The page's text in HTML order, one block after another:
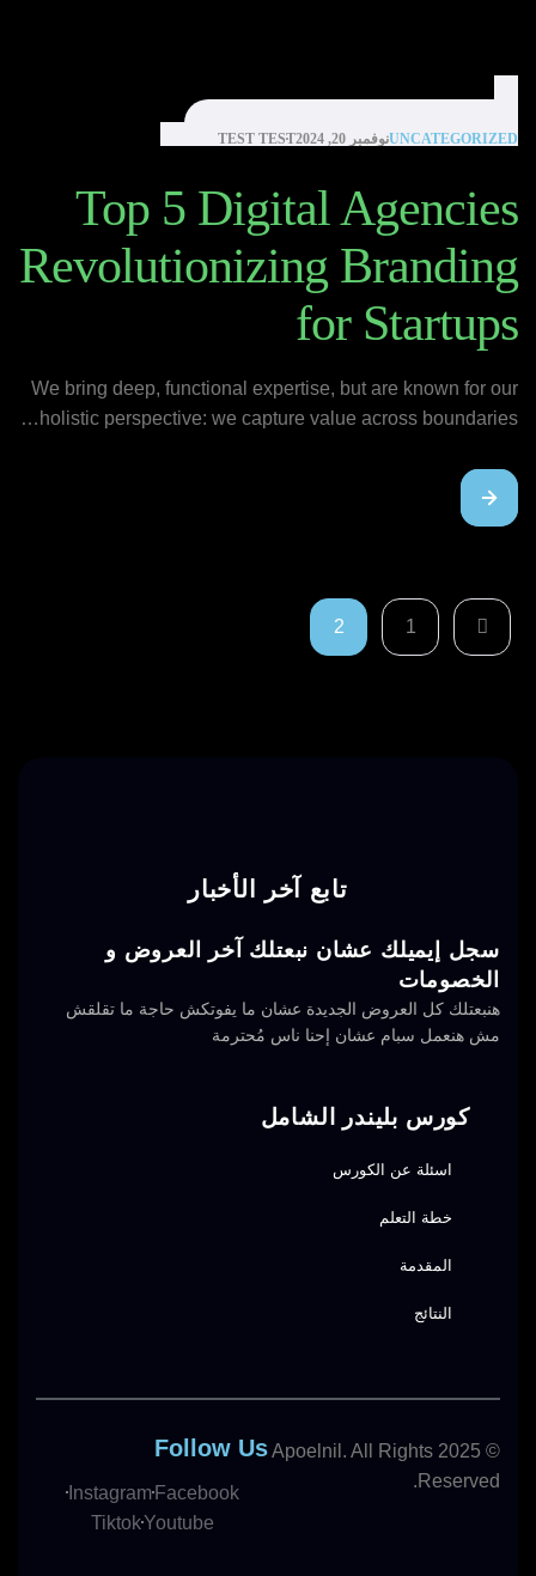
UNCATEGORIZEDنوفمبر 20, 2024 TEST TEST
Top 5 Digital Agencies
Revolutionizing Branding
for Startups
We bring deep, functional expertise, but are known for our
holistic perspective: we capture value across boundaries…
1
2
تابع آخر الأخبار
سجل إيميلك عشان نبعتلك آخر العروض و
الخصومات
هنبعتلك كل العروض الجديدة عشان ما يفوتكش حاجة ما تقلقش
مش هنعمل سبام عشان إحنا ناس مُحترمة
كورس بليندر الشامل
اسئلة عن الكورس
خطة التعلم
المقدمة
النتائج
© 2025 Apoelnil. All Rights
Reserved.
Follow Us
Facebook
Instagram
Youtube
Tiktok